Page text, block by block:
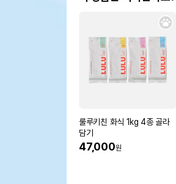
룰루키친 화식 1kg 4종 골라
담기
47,000원